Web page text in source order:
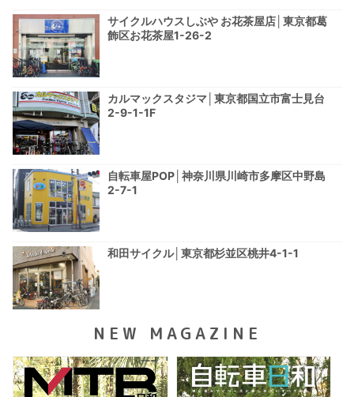
サイクルハウスしぶや お花茶屋店│東京都葛
飾区お花茶屋1-26-2
カルマックスタジマ│東京都国立市富士見台
2-9-1-1F
自転車屋POP│神奈川県川崎市多摩区中野島
2-7-1
和田サイクル│東京都杉並区桃井4-1-1
NEW MAGAZINE